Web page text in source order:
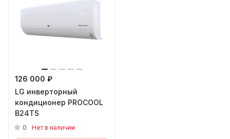
126 000 ₽
LG инверторный
кондиционер PROCOOL
B24TS
0 Нет в наличии